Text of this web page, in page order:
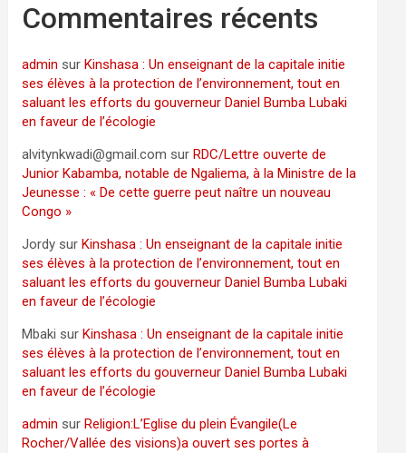
Commentaires récents
admin surKinshasa : Un enseignant de la capitale initie
ses élèves à la protection de l’environnement, tout en
saluant les efforts du gouverneur Daniel Bumba Lubaki
en faveur de l’écologie
alvitynkwadi@gmail.com surRDC/Lettre ouverte de
Junior Kabamba, notable de Ngaliema, à la Ministre de la
Jeunesse : « De cette guerre peut naître un nouveau
Congo »
Jordy surKinshasa : Un enseignant de la capitale initie
ses élèves à la protection de l’environnement, tout en
saluant les efforts du gouverneur Daniel Bumba Lubaki
en faveur de l’écologie
Mbaki surKinshasa : Un enseignant de la capitale initie
ses élèves à la protection de l’environnement, tout en
saluant les efforts du gouverneur Daniel Bumba Lubaki
en faveur de l’écologie
admin surReligion:L’Eglise du plein Évangile(Le
Rocher/Vallée des visions)a ouvert ses portes à